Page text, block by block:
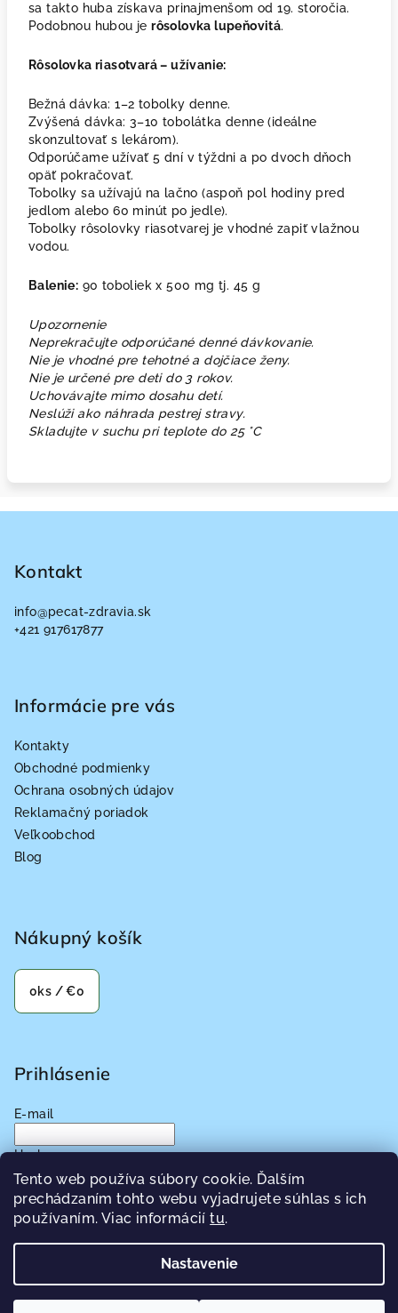
Tento web používa súbory cookie. Ďalším
prechádzaním tohto webu vyjadrujete súhlas s ich
používaním. Viac informáciítu.
Nastavenie
sa takto huba získava prinajmenšom od 19. storočia.
Podobnou hubou jerôsolovka lupeňovitá.
Rôsolovka riasotvará – užívanie:
Bežná dávka: 1–2 tobolky denne.
Zvýšená dávka: 3–10 tobolátka denne (ideálne
skonzultovať s lekárom).
Odporúčame užívať 5 dní v týždni a po dvoch dňoch
opäť pokračovať.
Tobolky sa užívajú na lačno (aspoň pol hodiny pred
jedlom alebo 60 minút po jedle).
Tobolky rôsolovky riasotvarej je vhodné zapiť vlažnou
vodou.
Balenie: 90 toboliek x 500 mg tj. 45 g
Upozornenie
Neprekračujte odporúčané denné dávkovanie.
Nie je vhodné pre tehotné a dojčiace ženy.
Nie je určené pre deti do 3 rokov.
Uchovávajte mimo dosahu detí.
Neslúži ako náhrada pestrej stravy.
Skladujte v suchu pri teplote do 25 °C
Kontakt
info@pecat-zdravia.sk
+421 917617877
Informácie pre vás
Kontakty
Obchodné podmienky
Ochrana osobných údajov
Reklamačný poriadok
Veľkoobchod
Blog
Nákupný košík
0ks /€0
Prihlásenie
E-mail
Heslo
Nová registráciaZabudnuté heslo
Pecat-Zdravia.sk